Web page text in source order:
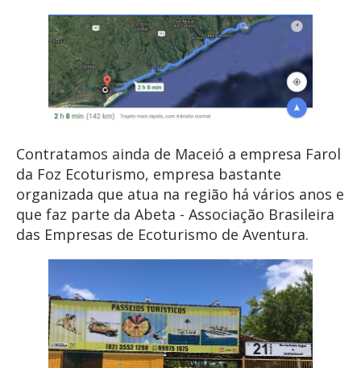
Contratamos ainda de Maceió a empresa Farol
da Foz Ecoturismo, empresa bastante
organizada que atua na região há vários anos e
que faz parte da Abeta - Associação Brasileira
das Empresas de Ecoturismo de Aventura.